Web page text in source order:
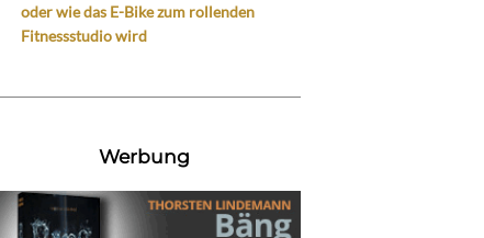
oder wie das E-Bike zum rollenden
Fitnessstudio wird
Werbung